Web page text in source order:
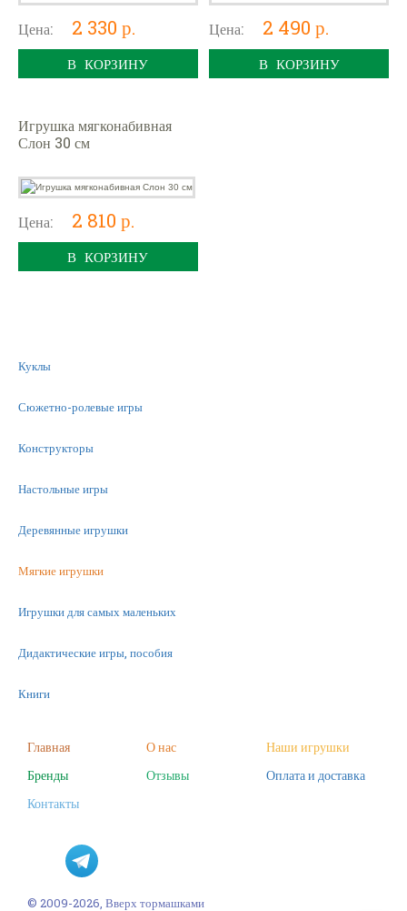
Цена: 2 330 р.
В КОРЗИНУ
Цена: 2 490 р.
В КОРЗИНУ
Игрушка мягконабивная
Слон 30 см
Цена: 2 810 р.
В КОРЗИНУ
Куклы
Сюжетно-ролевые игры
Конструкторы
Настольные игры
Деревянные игрушки
Мягкие игрушки
Игрушки для самых маленьких
Дидактические игры, пособия
Книги
Фигурки
Наборы для творчества
Пазлы
Главная О нас
Наши игрушки
Бренды
Отзывы
Оплата и доставка
Контакты
© 2009-2026, Вверх тормашками